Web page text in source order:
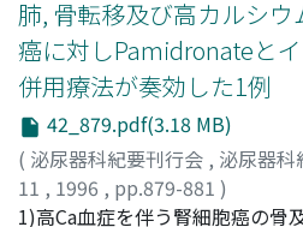
腫瘍の再発, 転移を認めていない
肺, 骨転移及び高カルシ
癌に対しPamidronateと
併用療法が奏効した1例
42_879.pdf(3.18 MB)
( 泌尿器科紀要刊行会 , 泌尿器科
11 , 1996 , pp.879-881 )
木瀬, 英明;小林, 一昭;有馬, 公伸
1)高Ca血症を伴う腎細胞癌の骨